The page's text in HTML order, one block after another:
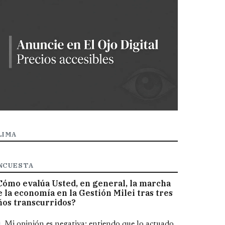
evalúa Usted, en general, la marcha
la economía en la Gestión Milei tras tres
transcurridos?